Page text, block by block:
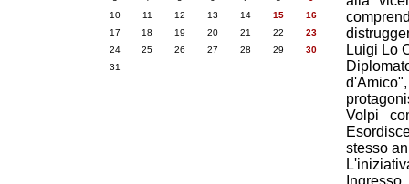
Luigi Lo
Volpi
stesso
10
11 12 13 14 15
16
17
18 19 20 21 22
23
24
25 26 27 28 29
30
31